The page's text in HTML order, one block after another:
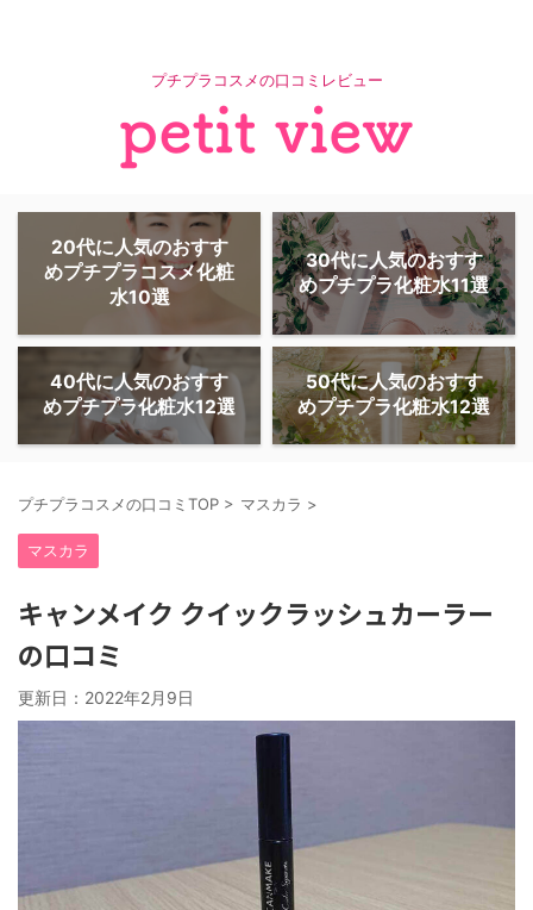
プチプラコスメの口コミレビュー
20代に人気のおすす
めプチプラコスメ化粧
水10選
30代に人気のおすす
めプチプラ化粧水11選
40代に人気のおすす
めプチプラ化粧水12選
50代に人気のおすす
めプチプラ化粧水12選
プチプラコスメの口コミTOP > マスカラ >
マスカラ
キャンメイク クイックラッシュカーラー
の口コミ
更新日： 2022年2月9日